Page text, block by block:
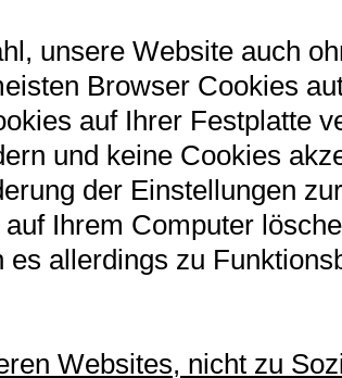
unsere Website auch
Browser Cookies
auf Ihrer Festplatte
und keine Cookies
der Einstellungen
Ihrem Computer
es allerdings zu
Websites, nicht zu